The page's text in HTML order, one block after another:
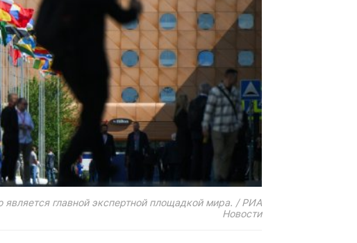
главной экспертной площадкой мира. / РИА
Новости